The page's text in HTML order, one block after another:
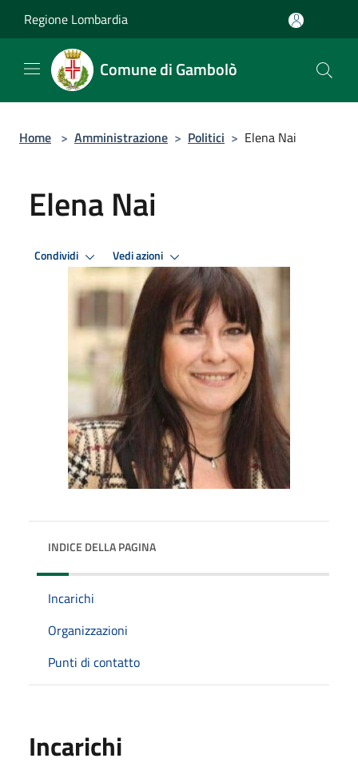
Regione Lombardia
Comune di Gambolò
Home > Amministrazione > Politici > Elena Nai
Elena Nai
Condividi Vedi azioni
INDICE DELLA PAGINA
Incarichi
Organizzazioni
Punti di contatto
Incarichi